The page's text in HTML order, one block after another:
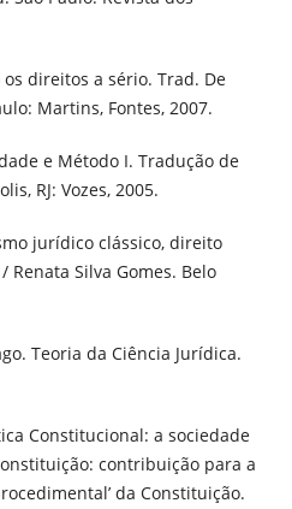
os direitos a sério. Trad. De
Martins, Fontes, 2007.
e Método I. Tradução de
RJ: Vozes, 2005.
jurídico clássico, direito
Silva Gomes. Belo
Teoria da Ciência Jurídica.
Constitucional: a sociedade
contribuição para a
da Constituição.